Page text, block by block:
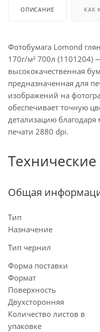
ОПИСАНИЕ КАК
Фотобумага Lomond
170г/м² 700л (1101204)
высококачественная
предназначенная для
изображений на
обеспечивает точную
детализацию
печати 2880 dpi.
Общая
Тип
Назначение
Тип чернил
Форма поставки
Формат
Поверхность
Двухсторонняя
Количество листов в
упаковке